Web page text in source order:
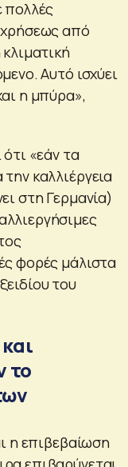
πολλές
χρήσεως από
Αυτό ισχύει
η μπύρα»,
«εάν τα
καλλιέργεια
στη Γερμανία)
φορές μάλιστα
του
το
η επιβεβαίωση